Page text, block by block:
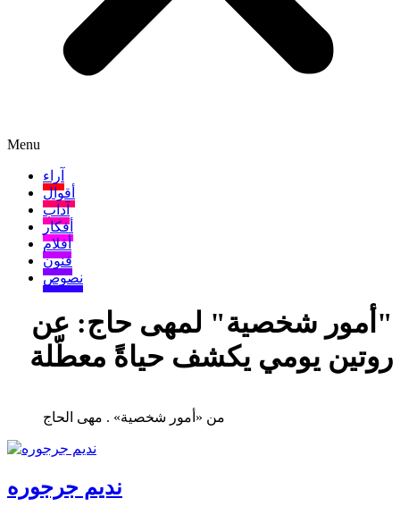
Menu
آراء
أقوال
آداب
أفكار
أفلام
فنون
نصوص
"أمور شخصية" لمهى حاج: عن
روتين يومي يكشف حياةً معطّلة
من «أمور شخصية» . مهى الحاج
نديم جرجوره